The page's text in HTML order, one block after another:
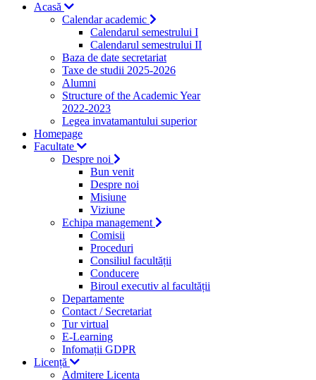
Acasă
Calendar academic
Calendarul semestrului I
Calendarul semestrului II
Baza de date secretariat
Taxe de studii 2025-2026
Alumni
Structure of the Academic Year
2022-2023
Legea invatamantului superior
Homepage
Facultate
Despre noi
Bun venit
Despre noi
Misiune
Viziune
Echipa management
Comisii
Proceduri
Consiliul facultății
Conducere
Biroul executiv al facultății
Departamente
Contact / Secretariat
Tur virtual
E-Learning
Infomații GDPR
Licență
Admitere Licenta